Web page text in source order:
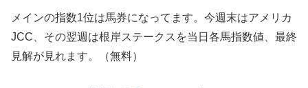
メインの指数1位は馬券になってます。今週末はアメリカ
JCC、その翌週は根岸ステークスを当日各馬指数値、最終
見解が見れます。（無料）